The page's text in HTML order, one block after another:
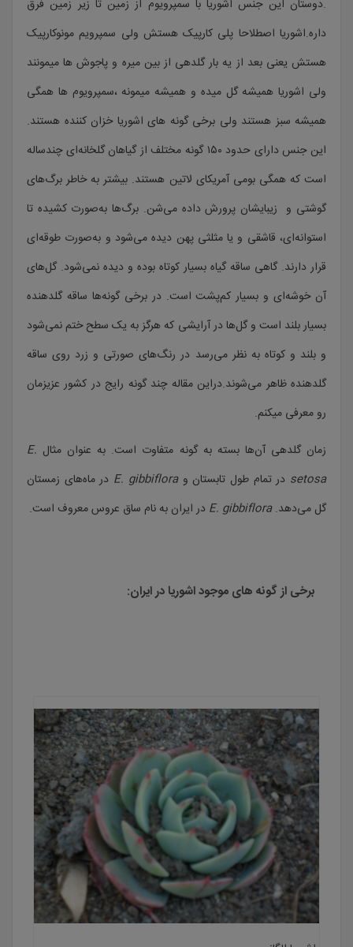
.دوستان این جنس اشوریا با سمپرویوم از زمین تا زیر زمین فرق
داره.اشوریا اصطلاحا پلی کارپیک هستش ولی سمپرویم مونوکارپیک
هستش یعنی بعد از یه بار گلدهی از بین میره و پاجوش ها میمونند
ولی اشوریا همیشه گل میده و همیشه میمونه ،سمپرویوم ها همگی
همیشه سبز هستند ولی برخی گونه های اشوریا خزان کننده هستند.
این جنس دارای حدود ۱۵۰ گونه مختلف از گیاهان گلخانه‌ای چندساله
است که همگی بومی آمریکای لاتین هستند. بیشتر به خاطر برگ‌های
گوشتی و زیبایشان پرورش داده می‌شن. برگ‌ها به‌صورت کشیده تا
استوانه‌ای، قاشقی و یا مثلثی پهن دیده می‌شود و به‌صورت طوقه‌ای
قرار دارند. گاهی ساقه گیاه بسیار کوتاه بوده و دیده نمی‌شود. گل‌های
آن خوشه‌ای و بسیار کم‌پشت است. در برخی گونه‌ها ساقه گلدهنده
بسیار بلند است و گل‌ها در آرایشی که هرگز به یک سطح ختم نمی‌شود
و بلند و کوتاه به نظر می‌رسد در رنگ‌های صورتی و زرد روی ساقه
گلدهنده ظاهر می‌شوند.دراین مقاله چند گونه رایج در کشور عزیزمان
رو معرفی میکنم.
زمان گلدهی آن‌ها بسته به گونه متفاوت است. به عنوان مثال E.
setosa در تمام طول تابستان وE. gibbiflora در ماه‌های زمستان
گل می‌دهد.E. gibbiflora در ایران به نام ساق عروس معروف است.
برخی از گونه های موجود اشوریا در ایران: